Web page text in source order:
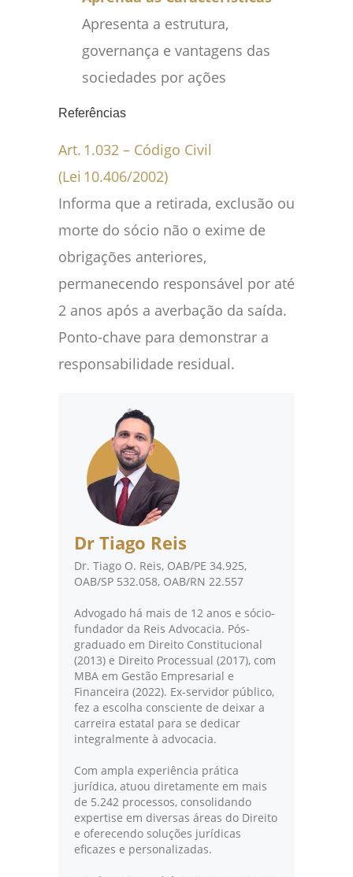
Apresenta a estrutura,
governança e vantagens das
sociedades por ações
Referências
Art. 1.032 – Código Civil
(Lei 10.406/2002)
Informa que a retirada, exclusão ou
morte do sócio não o exime de
obrigações anteriores,
permanecendo responsável por até
2 anos após a averbação da saída.
Ponto-chave para demonstrar a
responsabilidade residual.
Dr Tiago Reis
Dr. Tiago O. Reis, OAB/PE 34.925,
OAB/SP 532.058, OAB/RN 22.557
Advogado há mais de 12 anos e sócio-
fundador da Reis Advocacia. Pós-
graduado em Direito Constitucional
(2013) e Direito Processual (2017), com
MBA em Gestão Empresarial e
Financeira (2022). Ex-servidor público,
fez a escolha consciente de deixar a
carreira estatal para se dedicar
integralmente à advocacia.
Com ampla experiência prática
jurídica, atuou diretamente em mais
de 5.242 processos, consolidando
expertise em diversas áreas do Direito
e oferecendo soluções jurídicas
eficazes e personalizadas.